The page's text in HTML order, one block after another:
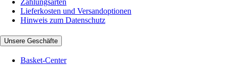
Zahlungsarten
Lieferkosten und Versandoptionen
Hinweis zum Datenschutz
Unsere Geschäfte
Basket-Center